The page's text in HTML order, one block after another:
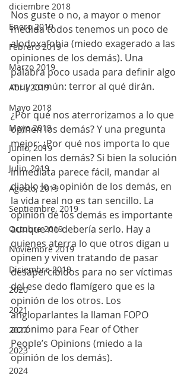
diciembre 2018
Enero 2019
Febrero 2019
Marzo 2019
Abril 2019
Mayo 2018
Mayo 2019
Junio, 2019
Julio, 2019
Agosto, 2019
Septiembre, 2019
Octubre 2019
Noviembre 2019
Diciembre 2019
2020
2021
2022
2023
2024
Nos guste o no, a mayor o menor
medida todos tenemos un poco de
alodoxafobia (miedo exagerado a las
opiniones de los demás). Una
palabra poco usada para definir algo
muy común: terror al qué dirán.
¿Por qué nos aterrorizamos a lo que
opinen los demás? Y una pregunta
mejor: ¿Por qué nos importa lo que
opinen los demás? Si bien la solución
inmediata parece fácil, mandar al
diablo lo a opinión de los demás, en
la vida real no es tan sencillo. La
opinión de los demás es importante
aunque no debería serlo. Hay a
quienes aterra lo que otros digan u
opinen y viven tratando de pasar
desapercibidos para no ser víctimas
del ese dedo flamígero que es la
opinión de los otros. Los
angloparlantes la llaman FOPO
acrónimo para Fear of Other
People’s Opinions (miedo a la
opinión de los demás).